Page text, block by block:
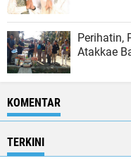
Perihatin,
Atakkae
KOMENTAR
TERKINI